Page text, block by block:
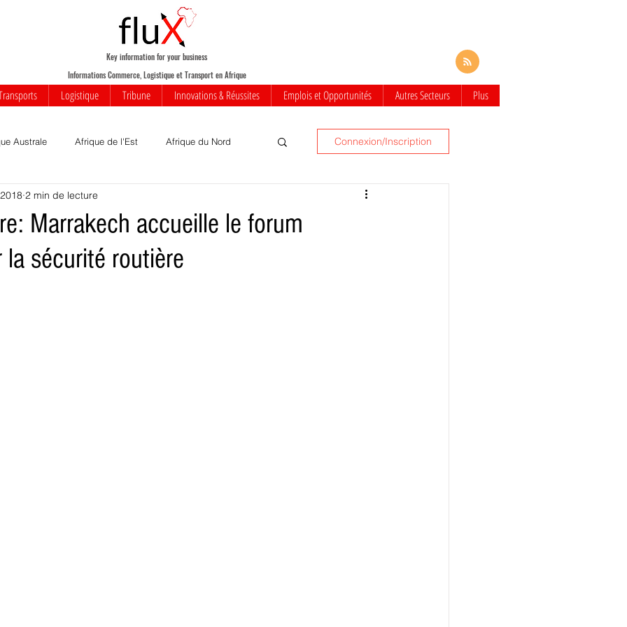
Informations Commerce, Logistique et Transport en Afrique
Logistique Tribune Innovations & Réussites Emplois et Opportunités Autres Secteurs Plus
Key information for your business
Australe Afrique de l'Est Afrique du Nord
Votre communauté
Innovations Transports
Connexion/Inscription
Marrakech accueille le forum
sécurité routière
2 min de lecture